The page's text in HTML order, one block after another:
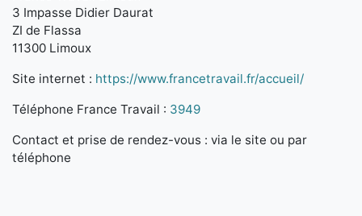
3 Impasse Didier Daurat
ZI de Flassa
11300 Limoux
Site internet : https://www.francetravail.fr/accueil/
Téléphone France Travail : 3949
Contact et prise de rendez-vous : via le site ou par
téléphone